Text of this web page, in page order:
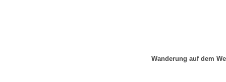
Wanderung auf dem